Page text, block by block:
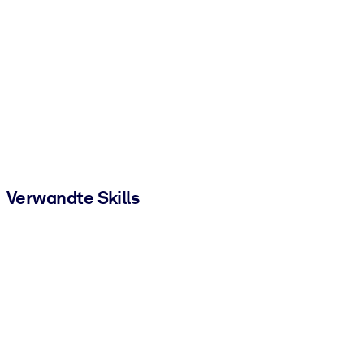
Verwandte Skills